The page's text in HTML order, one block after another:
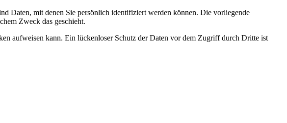
Daten, mit denen Sie persönlich identifiziert werden können. Die vorliegende
Zweck das geschieht.
aufweisen kann. Ein lückenloser Schutz der Daten vor dem Zugriff durch Dritte ist